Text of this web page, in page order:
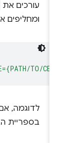
עורכים את
ומחליפים את
TO/
לדוגמה, אם
בספריית